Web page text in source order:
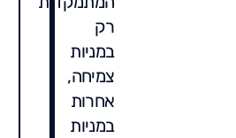
רק
במניות
צמיחה,
אחרות
במניות